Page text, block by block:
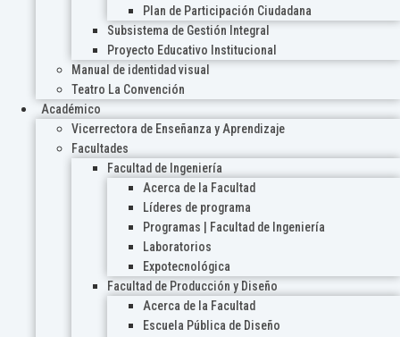
Plan de Participación Ciudadana
Subsistema de Gestión Integral
Proyecto Educativo Institucional
Manual de identidad visual
Teatro La Convención
Académico
Vicerrectora de Enseñanza y Aprendizaje
Facultades
Facultad de Ingeniería
Acerca de la Facultad
Líderes de programa
Programas | Facultad de Ingeniería
Laboratorios
Expotecnológica
Facultad de Producción y Diseño
Acerca de la Facultad
Escuela Pública de Diseño